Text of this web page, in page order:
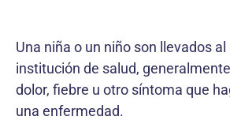
Una niña o un niño son llevados
institución de salud,
dolor, fiebre u otro síntoma que
una enfermedad.